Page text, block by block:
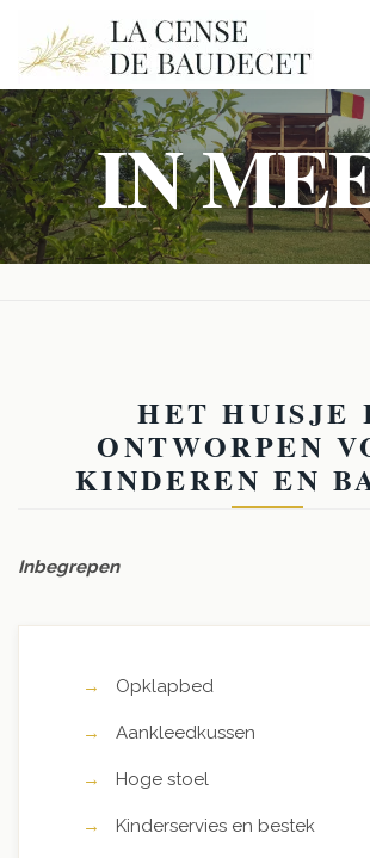
HOME DE BOERDERIJ
DE STOF TRIO IN MEER
IN
HET HUISJE
ONTWORPEN
KINDEREN EN
Inbegrepen
Opklapbed
Aankleedkussen
Hoge stoel
Kinderservies en bestek